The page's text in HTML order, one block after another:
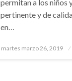
permitan a los niños
pertinente y de
en…
Publicado
martes marzo 26, 2019